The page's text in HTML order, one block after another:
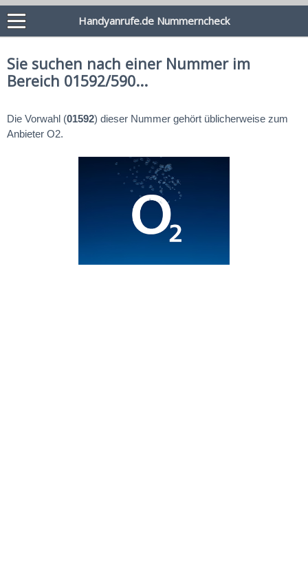
Handyanrufe.de Nummerncheck
Sie suchen nach einer Nummer im
Bereich 01592/590...
Die Vorwahl (01592) dieser Nummer gehört üblicherweise zum
Anbieter O2.